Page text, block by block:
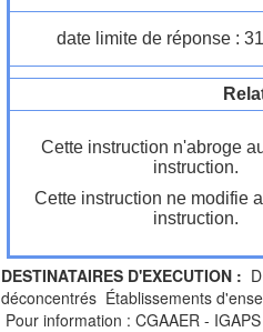
date limite de réponse :
Cette instruction n'abroge
instruction.
Cette instruction ne modifie
instruction.
DESTINATAIRES D'EXECUTION :
déconcentrés Établissements
Pour information : CGAAER -